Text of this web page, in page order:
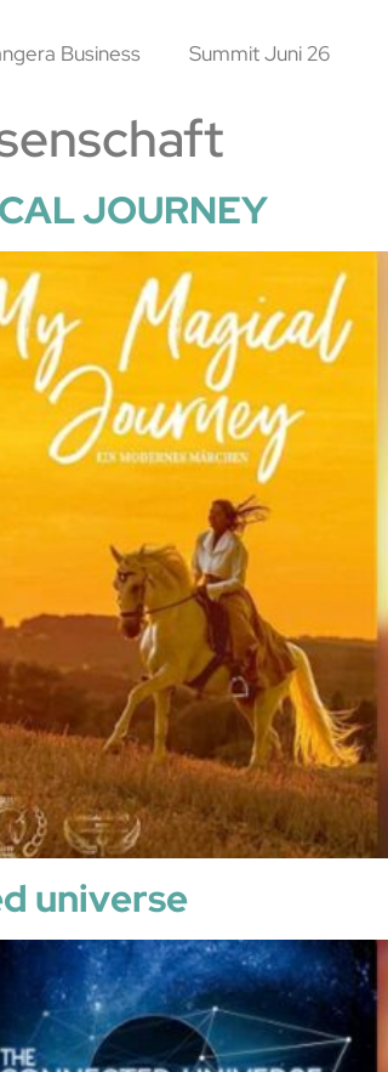
Business Summit Juni 26
JOURNEY
universe